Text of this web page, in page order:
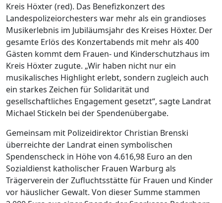
Kreis Höxter (red). Das Benefizkonzert des
Landespolizeiorchesters war mehr als ein grandioses
Musikerlebnis im Jubiläumsjahr des Kreises Höxter. Der
gesamte Erlös des Konzertabends mit mehr als 400
Gästen kommt dem Frauen- und Kinderschutzhaus im
Kreis Höxter zugute. „Wir haben nicht nur ein
musikalisches Highlight erlebt, sondern zugleich auch
ein starkes Zeichen für Solidarität und
gesellschaftliches Engagement gesetzt“, sagte Landrat
Michael Stickeln bei der Spendenübergabe.
Gemeinsam mit Polizeidirektor Christian Brenski
überreichte der Landrat einen symbolischen
Spendenscheck in Höhe von 4.616,98 Euro an den
Sozialdienst katholischer Frauen Warburg als
Trägerverein der Zufluchtsstätte für Frauen und Kinder
vor häuslicher Gewalt. Von dieser Summe stammen